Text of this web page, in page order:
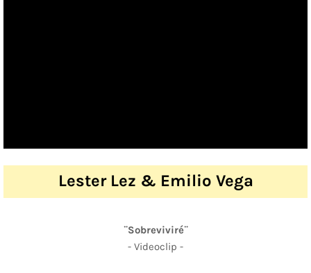
Lester Lez & Emilio Vega
¨Sobreviviré¨
- Videoclip -